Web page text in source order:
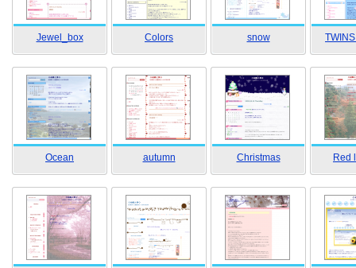
Jewel_box Colors snow
Ocean autumn Christmas Red